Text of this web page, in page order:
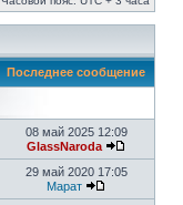
Последнее сообщение
08 май 2025 12:09
GlassNaroda
29 май 2020 17:05
Марат